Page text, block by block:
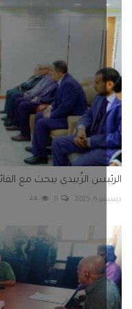
الزُبيدي يبحث مع القائم
0
44